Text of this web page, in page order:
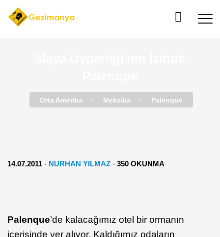
Orta Amerika Meksika Palenque
14.07.2011 - NURHAN YILMAZ - 350 OKUNMA
Palenque’de kalacağımız otel bir ormanın
içerisinde yer alıyor. Kaldığımız odaların